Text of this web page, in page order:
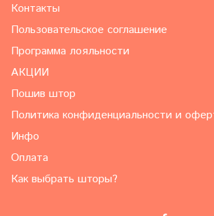
Контакты
Пользовательское соглашение
Программа лояльности
АКЦИИ
Пошив штор
Политика конфиденциальности и
Инфо
Оплата
Как выбрать шторы?